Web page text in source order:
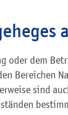
oder dem
Bereichen
sind